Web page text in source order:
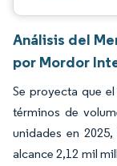
Análisis del
por Mordor
Se proyecta que
términos de
unidades en
alcance 2,12 mil